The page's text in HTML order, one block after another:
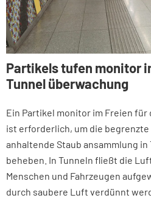
Partikels tufen monitor
Tunnel überwachung
Ein Partikel monitor im Freien für
ist erforderlich, um die
anhaltende Staub ansammlung
beheben. In Tunneln fließt die
Menschen und Fahrzeugen
durch saubere Luft verdünnt